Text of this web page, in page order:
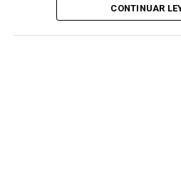
generalmente matutinas y
y, por las tardes-noches sobre
CONTINUAR